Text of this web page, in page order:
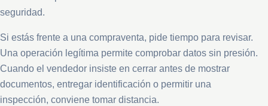
seguridad.
Si estás frente a una compraventa, pide tiempo para revisar.
Una operación legítima permite comprobar datos sin presión.
Cuando el vendedor insiste en cerrar antes de mostrar
documentos, entregar identificación o permitir una
inspección, conviene tomar distancia.